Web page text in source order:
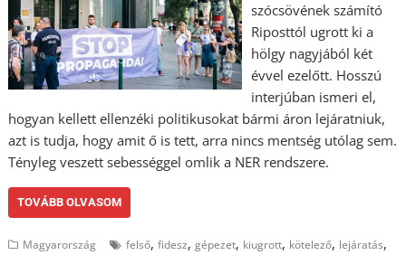
szócsövének számító
Riposttól ugrott ki a
hölgy nagyjából két
évvel ezelőtt. Hosszú
interjúban ismeri el,
hogyan kellett ellenzéki politikusokat bármi áron lejáratniuk,
azt is tudja, hogy amit ő is tett, arra nincs mentség utólag sem.
Tényleg veszett sebességgel omlik a NER rendszere.
TOVÁBB OLVASOM
Magyarország felső,fidesz,gépezet, kiugrott, kötelező, lejáratás,